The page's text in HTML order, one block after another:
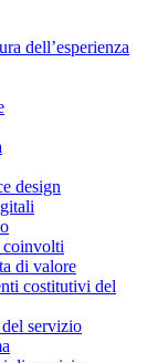
dell’esperienza
design
coinvolti
di valore
costitutivi del
servizio